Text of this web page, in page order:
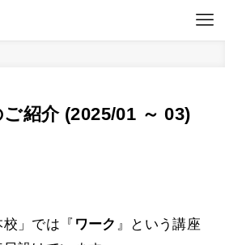
紹介 (2025/01 ～ 03)
」では『 ワーク 』という講座